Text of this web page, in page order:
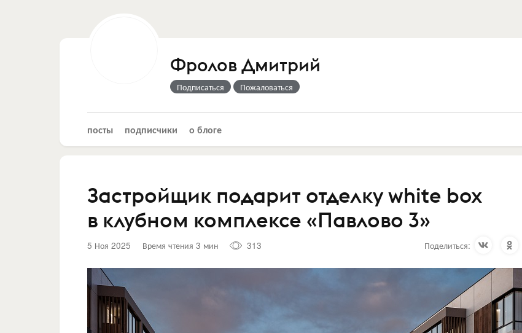
Фролов Дмитрий
Подписаться Пожаловаться
посты подписчики о блоге
Застройщик подарит отделку white box
в клубном комплексе «Павлово 3»
5 Ноя 2025 Время чтения 3 мин 313 Поделиться: